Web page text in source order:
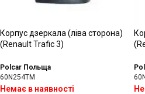
Корпус дзеркала (ліва сторона)
(Renault Trafic 3)
Polcar Польща
60N254TM
Немає в наявності